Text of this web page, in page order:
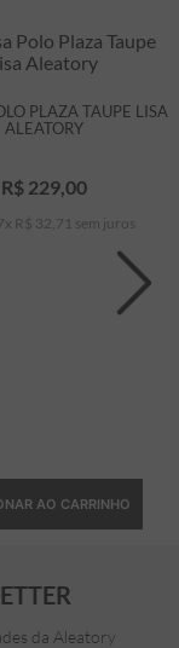
PLAZA TAUPE LISA
ALEATORY
R$ 229,00
7 x R$ 32 71 sem juros
AO CARRINHO
da Aleatory